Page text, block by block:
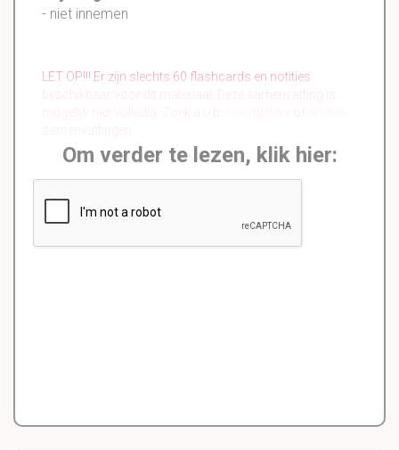
- niet innemen
LET OP!!! Er zijn slechts 60 flashcards en notities
beschikbaar voor dit materiaal. Deze samenvatting is
Om verder te lezen, klik hier: